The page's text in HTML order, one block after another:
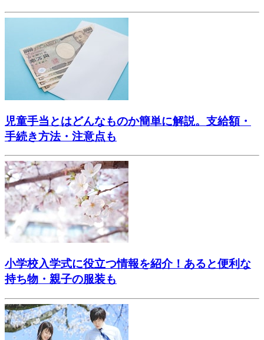
児童手当とはどんなものか簡単に解説。支給額・
手続き方法・注意点も
小学校入学式に役立つ情報を紹介！あると便利な
持ち物・親子の服装も